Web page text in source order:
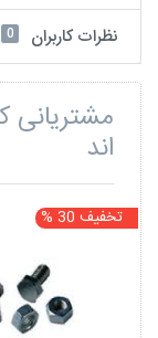
نظرات کاربران
0
مشتریانی
اند
تخفیف 30 %